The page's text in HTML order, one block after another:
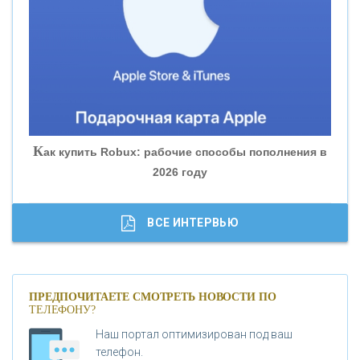
«БАНК ГЛОБЭКС»
«СОВКОМБАНК»
«ГАЗПРОМБАНК»
«МОСКОВСКИЙ КРЕДИТНЫЙ БАНК»
Как купить Robux: рабочие способы пополнения в
2026 году
ВСЕ ИНТЕРВЬЮ
ПРЕДПОЧИТАЕТЕ СМОТРЕТЬ НОВОСТИ ПО
ТЕЛЕФОНУ?
Наш портал оптимизирован под ваш
телефон.